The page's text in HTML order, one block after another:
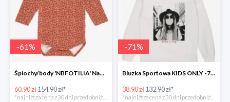
-61%
Śpiochy/body 'NBFOTILIA' Name It -62%
60.90 zł154.90 zł*
*najniższa cena z 30 dni przed obniżką
-71%
Bluzka Sportowa KIDS ONLY -71%
38.90 zł132.90 zł*
*najniższa cena z 30 dni przed obniżką